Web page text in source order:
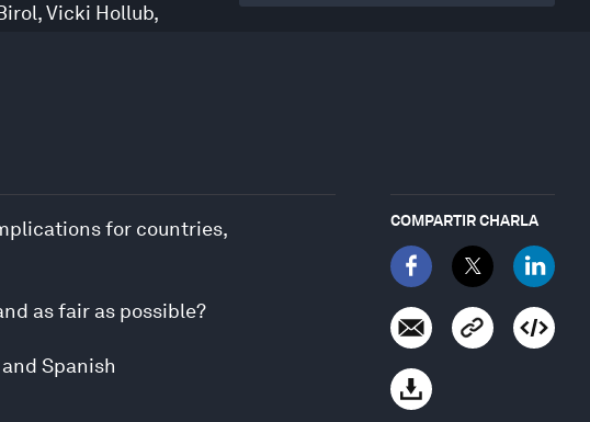
,Vicki Hollub,
for countries,
as fair as possible?
Spanish
COMPARTIR CHARLA